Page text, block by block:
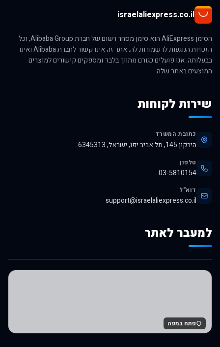
israelaliexpress.co.il
הסימן AliExpress הוא סימן מסחר רשום של חברת Alibaba Group, וכל
הזכויות הנוגעות לו שמורות לה. אתר זה אינו קשור לחברת Alibaba ואינו
בבעלותה. אנו פועלים כגורם מתווך בלבד ומספקים קישורים למוצרים
המוצעים באתר שלה.
שירות לקוחות
כתובת המשרד
הירקון 145, תל אביב יפו, ישראל, 6345313
טלפון
03-5810154
דוא"ל
support@israelaliexpress.co.il
למעבר לאתר
לרכישה באלי אקספרס
פתח במפה